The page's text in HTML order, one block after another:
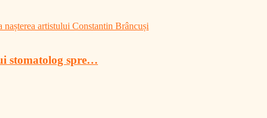
artistului Constantin Brâncuși
stomatolog spre…